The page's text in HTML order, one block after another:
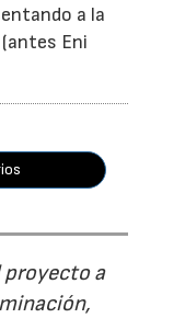
a la
Eni
proyecto a